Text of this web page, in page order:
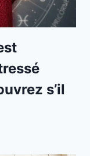
s’il